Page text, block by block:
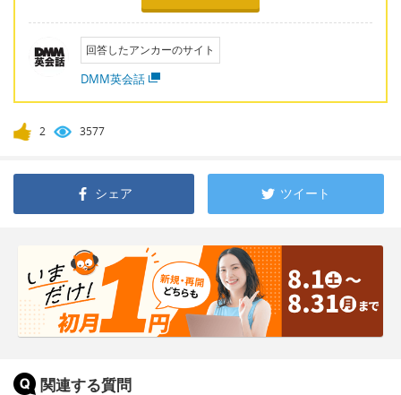
回答したアンカーのサイト
DMM英会話
2 3577
シェア ツイート
関連する質問